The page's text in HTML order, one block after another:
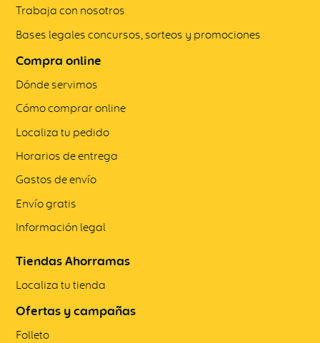
Trabaja con nosotros
Bases legales concursos, sorteos y promociones
Compra online
Dónde servimos
Cómo comprar online
Localiza tu pedido
Horarios de entrega
Gastos de envío
Envío gratis
Información legal
Tiendas Ahorramas
Localiza tu tienda
Ofertas y campañas
Folleto